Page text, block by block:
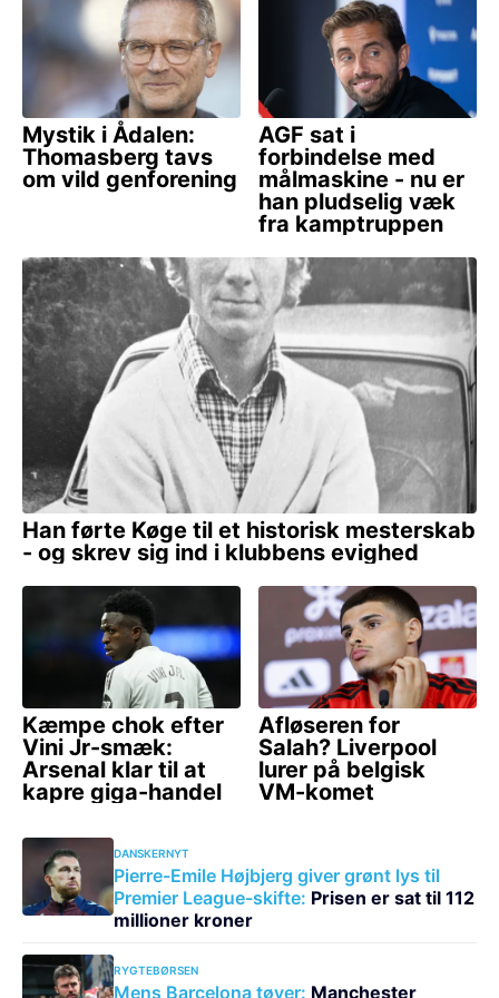
DANSKERNYT
Pierre-Emile Højbjerg giver grønt lys til
Premier League-skifte: Prisen er sat til 112
millioner kroner
RYGTEBØRSEN
Mens Barcelona tøver: Manchester